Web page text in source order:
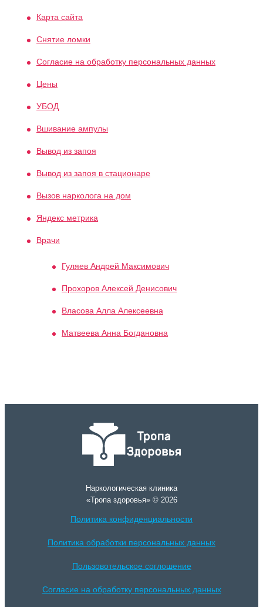
Карта сайта
Снятие ломки
Согласие на обработку персональных данных
Цены
УБОД
Вшивание ампулы
Вывод из запоя
Вывод из запоя в стационаре
Вызов нарколога на дом
Яндекс метрика
Врачи
Гуляев Андрей Максимович
Прохоров Алексей Денисович
Власова Алла Алексеевна
Матвеева Анна Богдановна
Наркологическая клиника
«Тропа здоровья» © 2026
Политика конфиденциальности
Политика обработки персональных данных
Пользовотельское соглошение
Согласие на обработку персональных данных